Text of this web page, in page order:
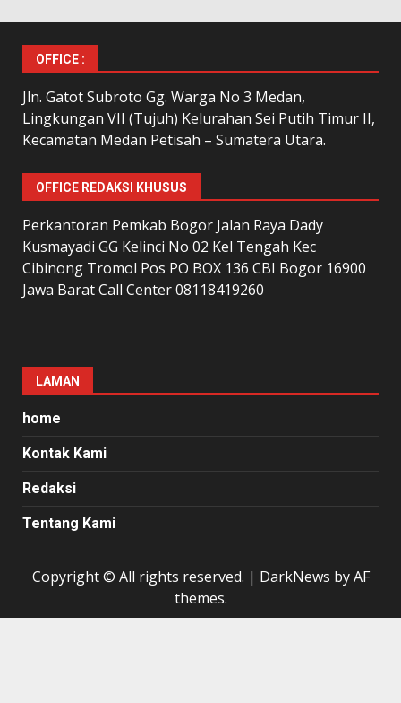
OFFICE :
Jln. Gatot Subroto Gg. Warga No 3 Medan,
Lingkungan VII (Tujuh) Kelurahan Sei Putih Timur II,
Kecamatan Medan Petisah – Sumatera Utara.
OFFICE REDAKSI KHUSUS
Perkantoran Pemkab Bogor Jalan Raya Dady
Kusmayadi GG Kelinci No 02 Kel Tengah Kec
Cibinong Tromol Pos PO BOX 136 CBI Bogor 16900
Jawa Barat Call Center 08118419260
LAMAN
home
Kontak Kami
Redaksi
Tentang Kami
Copyright © All rights reserved. | DarkNews by AF
themes.